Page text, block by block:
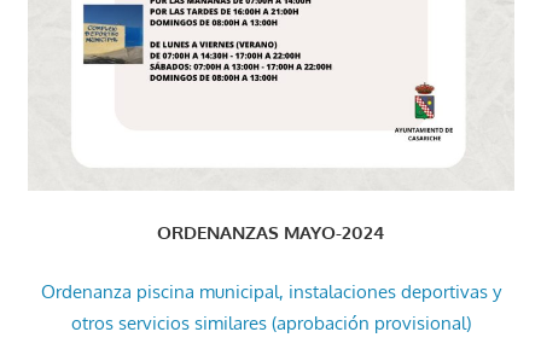
ORDENANZAS MAYO-2024
Ordenanza piscina municipal, instalaciones deportivas y
otros servicios similares (aprobación provisional)